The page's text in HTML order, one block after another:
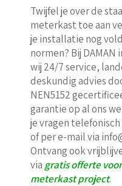
Twijfel je over de
meterkast toe aan
je installatie nog
normen? Bij
wij 24/7 service,
deskundig advies
NEN5152
garantie op al ons
je vragen telefonisch
of per e-mail via
Ontvang ook
via gratis offerte
meterkast project.